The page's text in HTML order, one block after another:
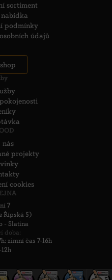
sortiment
podmínky
údajů
nás
projekty
cookies
7
Řípská 5)
- Slatina
doba:
zimní čas 7-16h